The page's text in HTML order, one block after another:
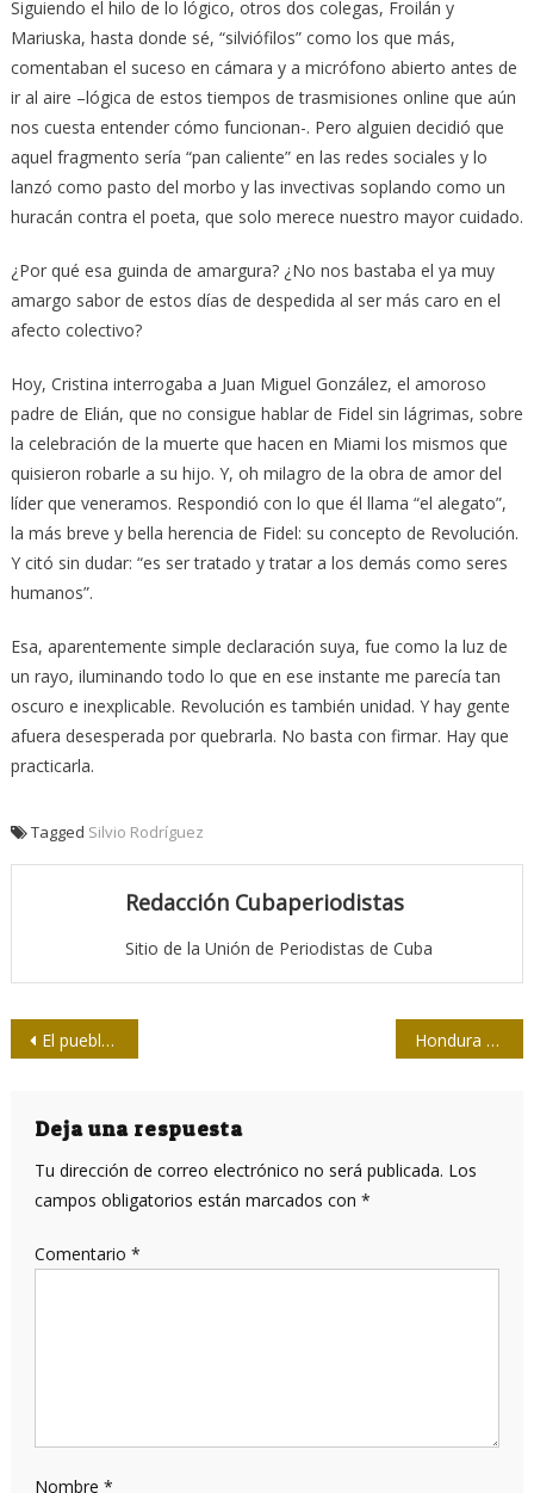
Siguiendo el hilo de lo lógico, otros dos colegas, Froilán y
Mariuska, hasta donde sé, “silviófilos” como los que más,
comentaban el suceso en cámara y a micrófono abierto antes de
ir al aire –lógica de estos tiempos de trasmisiones online que aún
nos cuesta entender cómo funcionan-. Pero alguien decidió que
aquel fragmento sería “pan caliente” en las redes sociales y lo
lanzó como pasto del morbo y las invectivas soplando como un
huracán contra el poeta, que solo merece nuestro mayor cuidado.
¿Por qué esa guinda de amargura? ¿No nos bastaba el ya muy
amargo sabor de estos días de despedida al ser más caro en el
afecto colectivo?
Hoy, Cristina interrogaba a Juan Miguel González, el amoroso
padre de Elián, que no consigue hablar de Fidel sin lágrimas, sobre
la celebración de la muerte que hacen en Miami los mismos que
quisieron robarle a su hijo. Y, oh milagro de la obra de amor del
líder que veneramos. Respondió con lo que él llama “el alegato”,
la más breve y bella herencia de Fidel: su concepto de Revolución.
Y citó sin dudar: “es ser tratado y tratar a los demás como seres
humanos”.
Esa, aparentemente simple declaración suya, fue como la luz de
un rayo, iluminando todo lo que en ese instante me parecía tan
oscuro e inexplicable. Revolución es también unidad. Y hay gente
afuera desesperada por quebrarla. No basta con firmar. Hay que
practicarla.
Tagged Silvio Rodríguez
Redacción Cubaperiodistas
Sitio de la Unión de Periodistas de Cuba
Navegación
entradas
El pueblo ahí con su amor por Fidel Hondura en los detalles
Deja una respuesta
Tu dirección de correo electrónico no será publicada. Los
campos obligatorios están marcados con *
Comentario *
Nombre *